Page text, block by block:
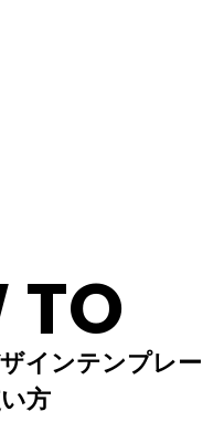
TO
インテンプレー
方